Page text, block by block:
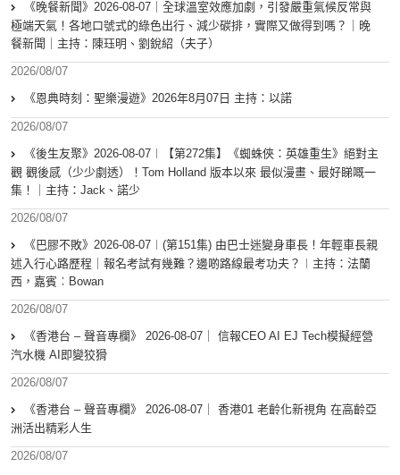
《晚餐新聞》2026-08-07｜全球溫室效應加劇，引發嚴重氣候反常與
極端天氣！各地口號式的綠色出行、減少碳排，實際又做得到嗎？｜晚
餐新聞｜主持：陳珏明、劉銳紹（夫子）
2026/08/07
《恩典時刻：聖樂漫遊》2026年8月07日 主持：以諾
2026/08/07
《後生友聚》2026-08-07︱【第272集】《蜘蛛俠：英雄重生》絕對主
觀 觀後感（少少劇透）！Tom Holland 版本以來 最似漫畫、最好睇嘅一
集！｜主持：Jack、諾少
2026/08/07
《巴膠不敗》2026-08-07︱(第151集) 由巴士迷變身車長！年輕車長親
述入行心路歷程｜報名考試有幾難？邊啲路線最考功夫？︱主持：法蘭
西，嘉賓︰Bowan
2026/08/07
《香港台 – 聲音專欄》 2026-08-07｜ 信報CEO AI EJ Tech模擬經營
汽水機 AI即變狡猾
2026/08/07
《香港台 – 聲音專欄》 2026-08-07｜ 香港01 老齡化新視角 在高齡亞
洲活出精彩人生
2026/08/07